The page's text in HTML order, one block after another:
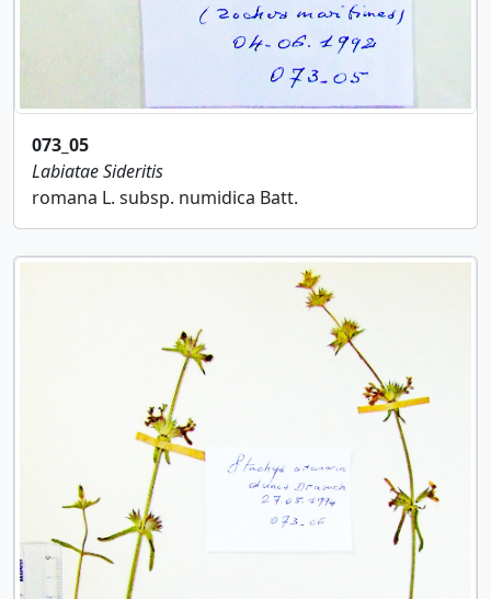
073_05
LabiataeSideritis
romana L. subsp. numidica Batt.